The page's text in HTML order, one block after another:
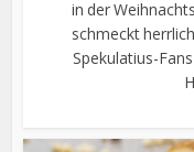
in der
schmeckt
Spekulatius-